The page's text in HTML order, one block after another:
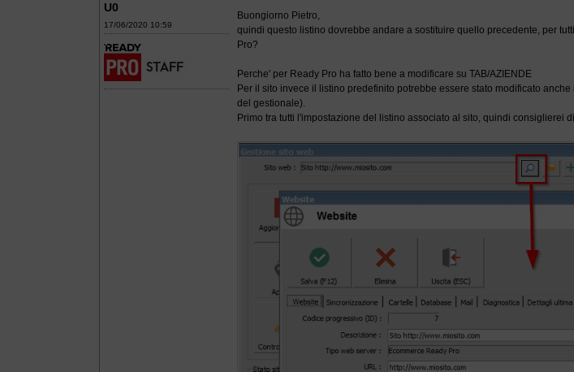
U0
17/06/2020 10:59
Buongiorno Pietro,
quindi questo listino dovrebbe andare a sostituire quello precedente, per
Pro?
Perche' per Ready Pro ha fatto bene a modificare su TAB/AZIENDE
Per il sito invece il listino predefinito potrebbe essere stato modificato
del gestionale).
Primo tra tutti l'impostazione del listino associato al sito, quindi consiglierei